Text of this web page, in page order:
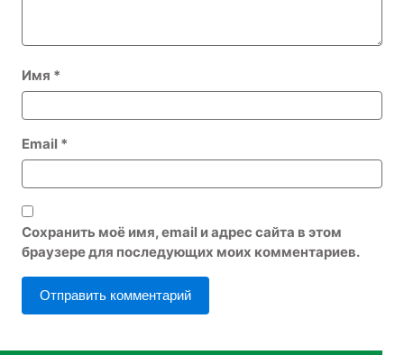
Имя *
Email *
Сохранить моё имя, email и адрес сайта в этом
браузере для последующих моих комментариев.